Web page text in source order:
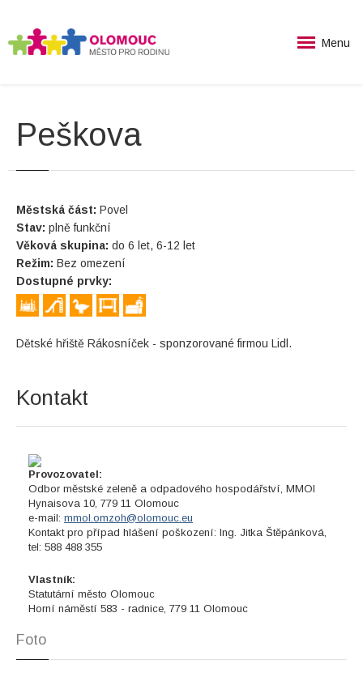
Menu
Peškova
Městská část: Povel
Stav: plně funkční
Věková skupina: do 6 let, 6-12 let
Režim: Bez omezení
Dostupné prvky:
Dětské hřiště Rákosníček - sponzorované firmou Lidl.
Kontakt
Provozovatel:
Odbor městské zeleně a odpadového hospodářství, MMOl
Hynaisova 10, 779 11 Olomouc
e-mail: mmol.omzoh@olomouc.eu
Kontakt pro případ hlášení poškození: Ing. Jitka Štěpánková,
tel: 588 488 355
Vlastník:
Statutární město Olomouc
Horní náměstí 583 - radnice, 779 11 Olomouc
Foto